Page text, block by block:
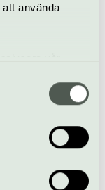
använda
vår
Vi
och annan
och
med.
som de har